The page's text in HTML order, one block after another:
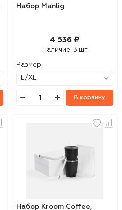
Набор Manlig
4 536 ₽
Наличие: 3 шт
Размер
В корзину
Набор Kroom Coffee,